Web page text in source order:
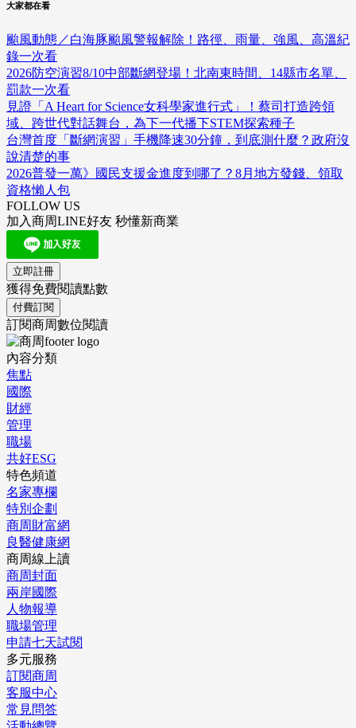
大家都在看
颱風動態／白海豚颱風警報解除！路徑、雨量、強風、高溫紀
錄一次看
2026防空演習8/10中部斷網登場！北南東時間、14縣市名單、
罰款一次看
見證「A Heart for Science女科學家進行式」！蔡司打造跨領
域、跨世代對話舞台，為下一代播下STEM探索種子
台灣首度「斷網演習」手機降速30分鐘，到底測什麼？政府沒
說清楚的事
2026普發一萬》國民支援金進度到哪了？8月地方發錢、領取
資格懶人包
FOLLOW US
加入商周LINE好友 秒懂新商業
立即註冊
獲得免費閱讀點數
付費訂閱
訂閱商周數位閱讀
內容分類
焦點
國際
財經
管理
職場
共好ESG
特色頻道
名家專欄
特別企劃
商周財富網
良醫健康網
商周線上讀
商周封面
兩岸國際
人物報導
職場管理
申請七天試閱
多元服務
訂閱商周
客服中心
常見問答